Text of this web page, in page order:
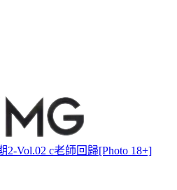
2-Vol.02 c老師回歸[Photo 18+]